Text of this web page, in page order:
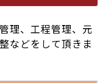
理、工程管理、元
などをして頂きま